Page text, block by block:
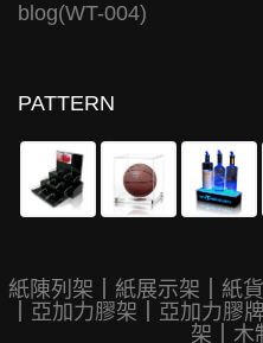
blog(WT-004)
PATTERN
紙陳列架 紙展示架 紙
亞加力膠架 亞加力膠
架
木